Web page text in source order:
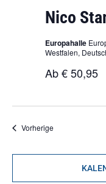
Nico
Europahalle
Westfalen,
Ab € 50,95
VorherigeVeranstaltungen